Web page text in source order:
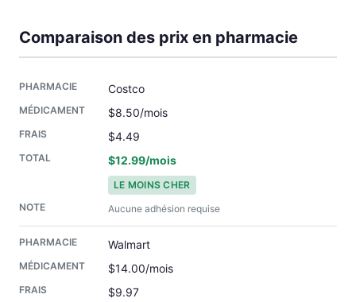
Comparaison des prix en pharmacie
Costco
$8.50/mois
$4.49
$12.99/mois
LE MOINS CHER
Aucune adhésion requise
Walmart
$14.00/mois
$9.97